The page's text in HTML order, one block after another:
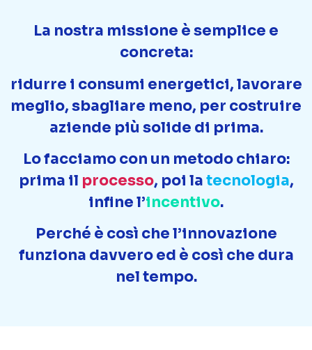
La nostra missione è semplice e
concreta:
ridurre i consumi energetici, lavorare
meglio, sbagliare meno, per costruire
aziende più solide di prima.
Lo facciamo con un metodo chiaro:
prima il processo, poi latecnologia,
infine l’incentivo.
Perché è così che l’innovazione
funziona davvero ed è così che dura
nel tempo.